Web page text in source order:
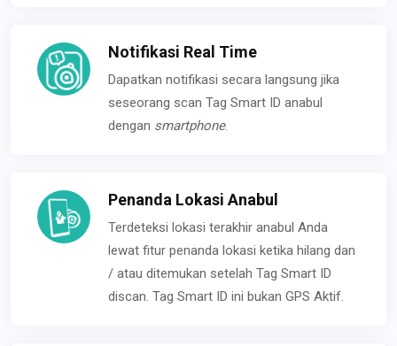
Notifikasi Real Time
Dapatkan notifikasi secara langsung jika
seseorang scan Tag Smart ID anabul
dengan smartphone.
Penanda Lokasi Anabul
Terdeteksi lokasi terakhir anabul Anda
lewat fitur penanda lokasi ketika hilang dan
/ atau ditemukan setelah Tag Smart ID
discan. Tag Smart ID ini bukan GPS Aktif.